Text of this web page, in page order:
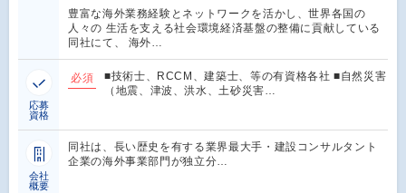
豊富な海外業務経験とネットワークを活かし、世界各国の
人々の 生活を支える社会環境経済基盤の整備に貢献している
同社にて、 海外…
応募
資格
必須
■技術士、RCCM、建築士、等の有資格各社 ■自然災害
（地震、津波、洪水、土砂災害…
会社
概要
同社は、長い歴史を有する業界最大手・建設コンサルタント
企業の海外事業部門が独立分…